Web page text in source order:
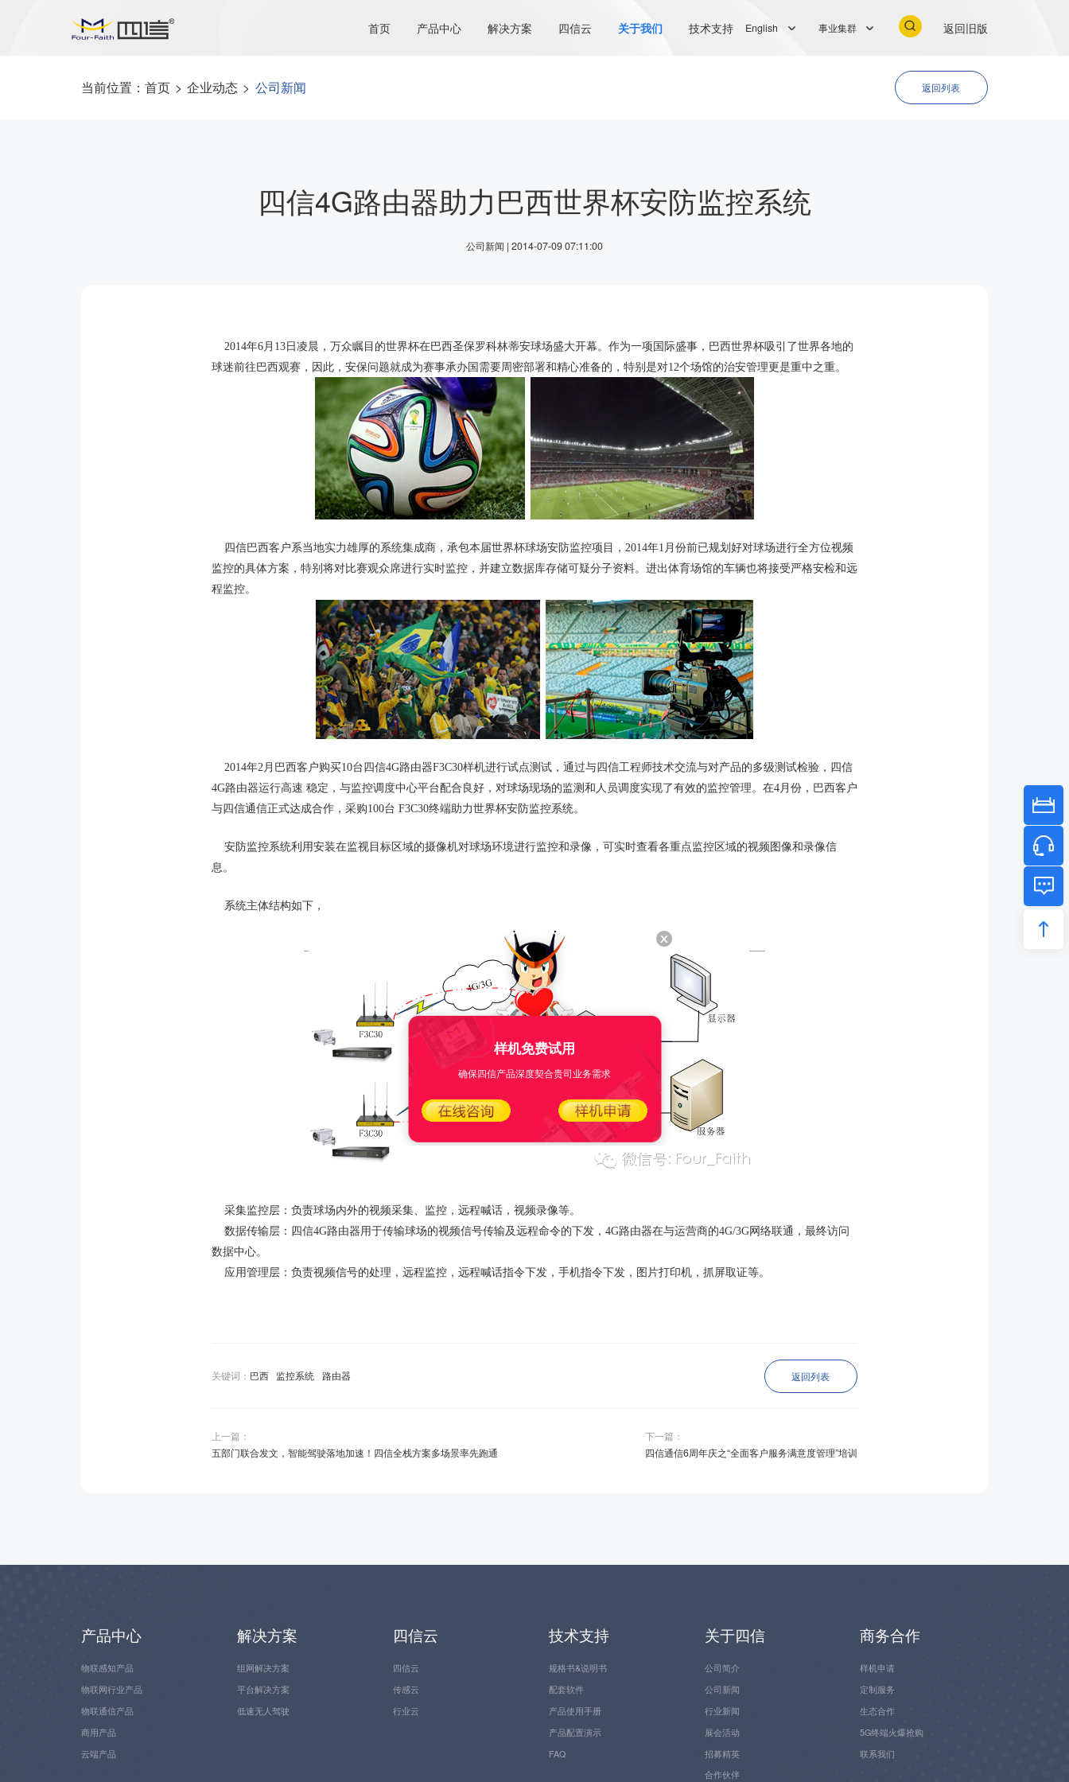
首页 产品中心 解决方案 四信云 关于我们 技术支持 English 事业集群 返回旧版
当前位置： 首页 > 企业动态 > 公司新闻 返回列表
四信4G路由器助力巴西世界杯安防监控系统
公司新闻 | 2014-07-09 07:11:00
2014年6月13日凌晨，万众瞩目的世界杯在巴西圣保罗科林蒂安球场盛大开幕。作为一项国际盛事，巴西世界杯吸引了世界各地的
球迷前往巴西观赛，因此，安保问题就成为赛事承办国需要周密部署和精心准备的，特别是对12个场馆的治安管理更是重中之重。
四信巴西客户系当地实力雄厚的系统集成商，承包本届世界杯球场安防监控项目，2014年1月份前已规划好对球场进行全方位视频
监控的具体方案，特别将对比赛观众席进行实时监控，并建立数据库存储可疑分子资料。进出体育场馆的车辆也将接受严格安检和远
程监控。
2014年2月巴西客户购买10台四信4G路由器F3C30样机进行试点测试，通过与四信工程师技术交流与对产品的多级测试检验，四信
4G路由器运行高速 稳定，与监控调度中心平台配合良好，对球场现场的监测和人员调度实现了有效的监控管理。在4月份，巴西客户
与四信通信正式达成合作，采购100台 F3C30终端助力世界杯安防监控系统。
安防监控系统利用安装在监视目标区域的摄像机对球场环境进行监控和录像，可实时查看各重点监控区域的视频图像和录像信
息。
系统主体结构如下，
采集监控层：负责球场内外的视频采集、监控，远程喊话，视频录像等。
数据传输层：四信4G路由器用于传输球场的视频信号传输及远程命令的下发，4G路由器在与运营商的4G/3G网络联通，最终访问
数据中心。
应用管理层：负责视频信号的处理，远程监控，远程喊话指令下发，手机指令下发，图片打印机，抓屏取证等。
关键词： 巴西 监控系统 路由器 返回列表
上一篇：
五部门联合发文，智能驾驶落地加速！四信全栈方案多场景率先跑通
下一篇：
四信通信6周年庆之“全面客户服务满意度管理”培训
产品中心
物联感知产品
物联网行业产品
物联通信产品
商用产品
云端产品
解决方案
组网解决方案
平台解决方案
低速无人驾驶
四信云
四信云
传感云
行业云
技术支持
规格书&说明书
配套软件
产品使用手册
产品配置演示
FAQ
关于四信
公司简介
公司新闻
行业新闻
展会活动
招募精英
合作伙伴
商务合作
样机申请
定制服务
生态合作
5G终端火爆抢购
联系我们
样机免费试用
确保四信产品深度契合贵司业务需求